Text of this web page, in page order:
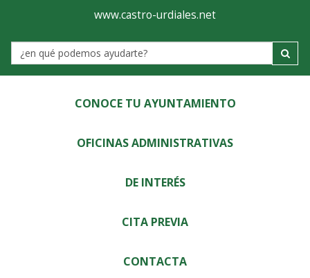
Ayuntamiento
de
Castro-
Urdiales
www.castro-urdiales.net
Label
CONOCE TU AYUNTAMIENTO
OFICINAS ADMINISTRATIVAS
DE INTERÉS
CITA PREVIA
CONTACTA